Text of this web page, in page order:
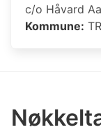
c/o Håvard
Kommune: